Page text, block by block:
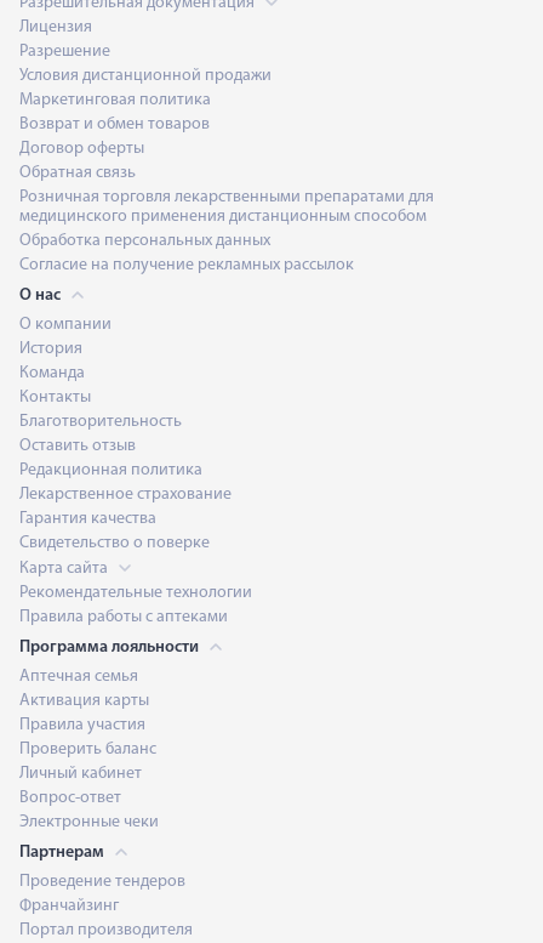
Лицензия
Разрешение
Условия дистанционной продажи
Маркетинговая политика
Возврат и обмен товаров
Договор оферты
Обратная связь
Розничная торговля лекарственными препаратами для
медицинского применения дистанционным способом
Обработка персональных данных
Согласие на получение рекламных рассылок
О нас
О компании
История
Команда
Контакты
Благотворительность
Оставить отзыв
Редакционная политика
Лекарственное страхование
Гарантия качества
Свидетельство о поверке
Карта сайта
Рекомендательные технологии
Правила работы с аптеками
Программа лояльности
Аптечная семья
Активация карты
Правила участия
Проверить баланс
Личный кабинет
Вопрос-ответ
Электронные чеки
Партнерам
Проведение тендеров
Франчайзинг
Портал производителя